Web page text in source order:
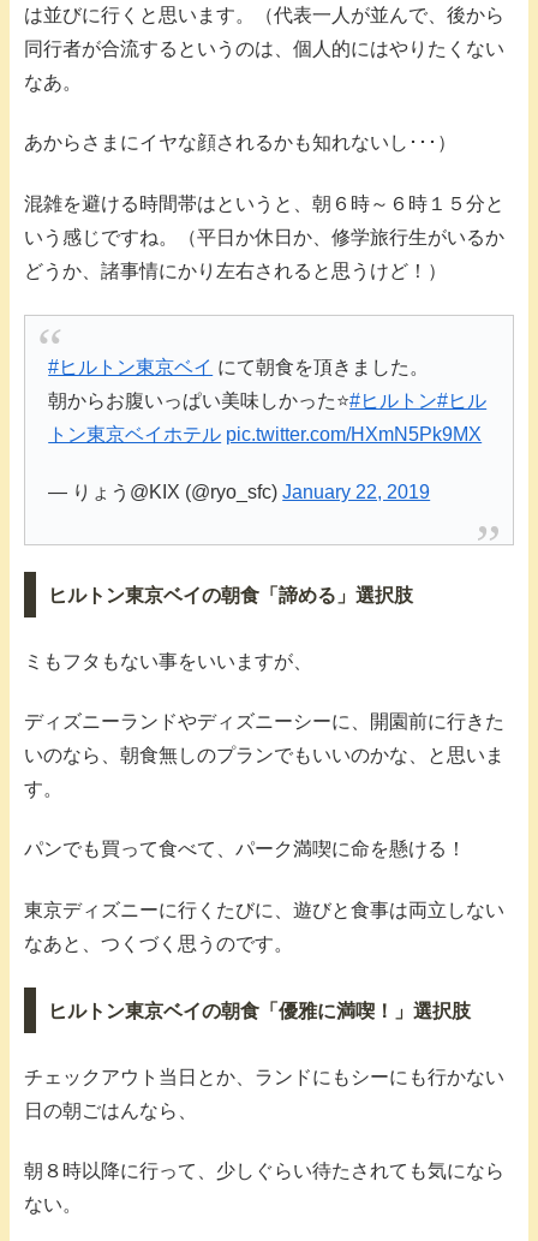
は並びに行くと思います。（代表一人が並んで、後から
同行者が合流するというのは、個人的にはやりたくない
なあ。
あからさまにイヤな顔されるかも知れないし･･･）
混雑を避ける時間帯はというと、朝６時～６時１５分と
いう感じですね。（平日か休日か、修学旅行生がいるか
どうか、諸事情にかり左右されると思うけど！）
#ヒルトン東京ベイ にて朝食を頂きました。
朝からお腹いっぱい美味しかった⭐️#ヒルトン#ヒル
トン東京ベイホテル pic.twitter.com/HXmN5Pk9MX
— りょう@KIX (@ryo_sfc)January 22, 2019
ヒルトン東京ベイの朝食「諦める」選択肢
ミもフタもない事をいいますが、
ディズニーランドやディズニーシーに、開園前に行きた
いのなら、朝食無しのプランでもいいのかな、と思いま
す。
パンでも買って食べて、パーク満喫に命を懸ける！
東京ディズニーに行くたびに、遊びと食事は両立しない
なあと、つくづく思うのです。
ヒルトン東京ベイの朝食「優雅に満喫！」選択肢
チェックアウト当日とか、ランドにもシーにも行かない
日の朝ごはんなら、
朝８時以降に行って、少しぐらい待たされても気になら
ない。